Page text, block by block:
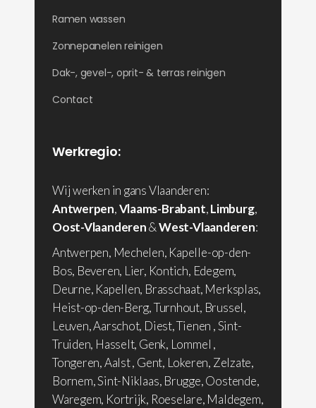
Ramen wassen
Zonnepanelen reinigen
Dak-, gevel-, oprit- & terras reinigen
Contact
Werkregio:
Wij werken in gans Vlaanderen:
Antwerpen,Vlaams-Brabant,Limburg,
Oost-Vlaanderen&West-Vlaanderen:
Antwerpen, Mechelen, Kapelle-op-den-
Bos, Beveren, Lier, Kontich, Edegem,
Deurne, Kapellen, Brasschaat, Merksplas,
Heist-op-den-Berg, Turnhout, Brussel,
Leuven, Aarschot, Diest, Tienen , Sint-
Truiden, Hasselt, Genk, Lommel ,
Tongeren, Aalst , Gent, Lokeren, Zelzate,
Bornem, Sint-Niklaas, Brugge, Oostende,
Waregem, Kortrijk, Roeselare, Maldegem,